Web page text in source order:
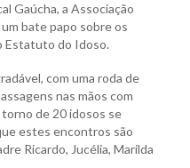
Gaúcha, a Associação
bate papo sobre os
Estatuto do Idoso.
com uma roda de
nas mãos com
de 20 idosos se
estes encontros são
Ricardo, Jucélia, Marilda